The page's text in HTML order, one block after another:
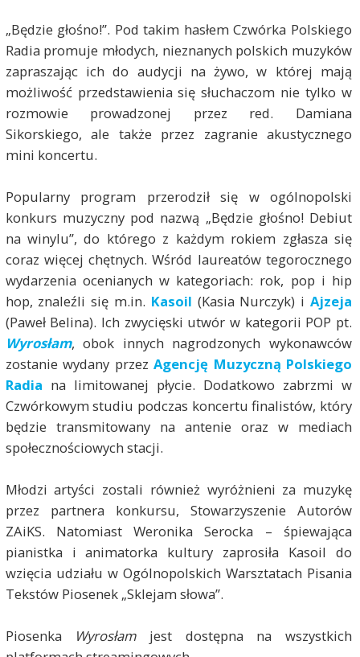
„Będzie głośno!”. Pod takim hasłem Czwórka Polskiego
Radia promuje młodych, nieznanych polskich muzyków
zapraszając ich do audycji na żywo, w której mają
możliwość przedstawienia się słuchaczom nie tylko w
rozmowie prowadzonej przez red. Damiana
Sikorskiego, ale także przez zagranie akustycznego
mini koncertu.
Popularny program przerodził się w ogólnopolski
konkurs muzyczny pod nazwą „Będzie głośno! Debiut
na winylu”, do którego z każdym rokiem zgłasza się
coraz więcej chętnych. Wśród laureatów tegorocznego
wydarzenia ocenianych w kategoriach: rok, pop i hip
hop, znaleźli się m.in. Kasoil (Kasia Nurczyk) iAjzeja
(Paweł Belina). Ich zwycięski utwór w kategorii POP pt.
Wyrosłam, obok innych nagrodzonych wykonawców
zostanie wydany przezAgencję Muzyczną Polskiego
Radia na limitowanej płycie. Dodatkowo zabrzmi w
Czwórkowym studiu podczas koncertu finalistów, który
będzie transmitowany na antenie oraz w mediach
społecznościowych stacji.
Młodzi artyści zostali również wyróżnieni za muzykę
przez partnera konkursu, Stowarzyszenie Autorów
ZAiKS. Natomiast Weronika Serocka – śpiewająca
pianistka i animatorka kultury zaprosiła Kasoil do
wzięcia udziału w Ogólnopolskich Warsztatach Pisania
Tekstów Piosenek „Sklejam słowa”.
Piosenka Wyrosłamjest dostępna na wszystkich